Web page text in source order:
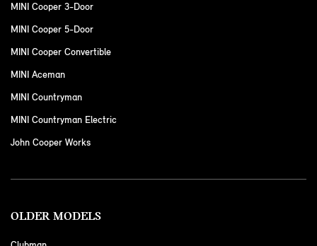
MINI Cooper 3-Door
MINI Cooper 5-Door
MINI Cooper Convertible
MINI Aceman
MINI Countryman
MINI Countryman Electric
John Cooper Works
OLDER MODELS